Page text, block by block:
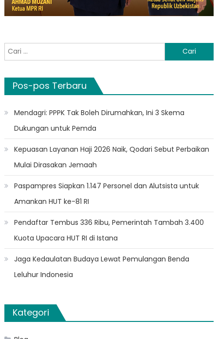
Cari
untuk:
Pos-pos Terbaru
Mendagri: PPPK Tak Boleh Dirumahkan, Ini 3 Skema
Dukungan untuk Pemda
Kepuasan Layanan Haji 2026 Naik, Qodari Sebut Perbaikan
Mulai Dirasakan Jemaah
Paspampres Siapkan 1.147 Personel dan Alutsista untuk
Amankan HUT ke-81 RI
Pendaftar Tembus 336 Ribu, Pemerintah Tambah 3.400
Kuota Upacara HUT RI di Istana
Jaga Kedaulatan Budaya Lewat Pemulangan Benda
Leluhur Indonesia
Kategori